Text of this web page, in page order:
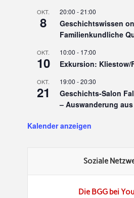
OKT.
8
20:00 -21:00
Geschichtswissen
Familienkundliche
OKT.
10
10:00 - 17:00
Exkursion: Kliestow/
OKT.
21
19:00 -20:30
Geschichts-Salon
– Auswanderung
Kalender anzeigen
Soziale
Die BGG bei